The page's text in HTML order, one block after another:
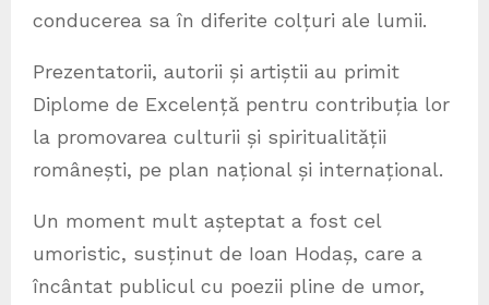
conducerea sa în diferite colțuri ale lumii.
Prezentatorii, autorii și artiștii au primit
Diplome de Excelență pentru contribuția lor
la promovarea culturii și spiritualității
românești, pe plan național și internațional.
Un moment mult așteptat a fost cel
umoristic, susținut de Ioan Hodaș, care a
încântat publicul cu poezii pline de umor,